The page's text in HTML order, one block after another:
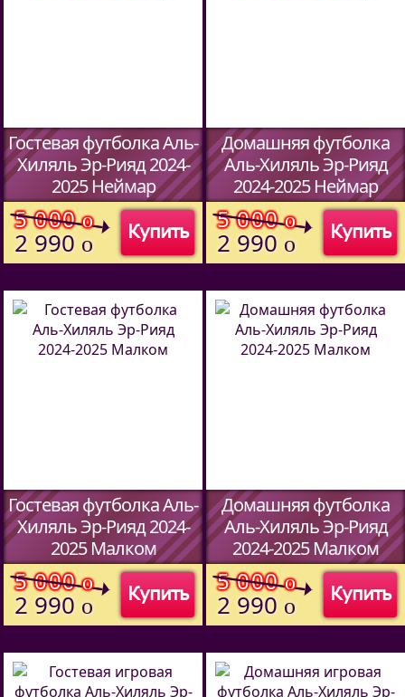
Гостевая футболка Аль-
Хиляль Эр-Рияд 2024-
2025 Неймар
(Код:5913709
Купить
5 000o
2 990 o
Домашняя футболка
Аль-Хиляль Эр-Рияд
2024-2025 Неймар
(Код:5913709
Купить
5 000o
2 990 o
Гостевая футболка Аль-
Хиляль Эр-Рияд 2024-
2025 Малком
(Код:5913709
Купить
5 000o
2 990 o
Домашняя футболка
Аль-Хиляль Эр-Рияд
2024-2025 Малком
(Код:5913709
Купить
5 000o
2 990 o